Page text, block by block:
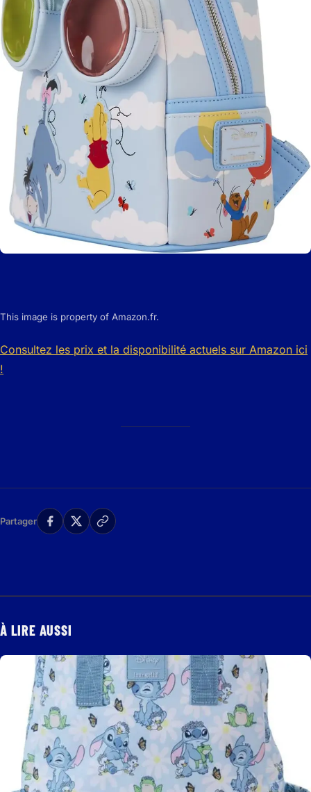
This image is property of Amazon.fr.
Consultez les prix et la disponibilité actuels sur Amazon ici
!
Partager
À LIRE AUSSI